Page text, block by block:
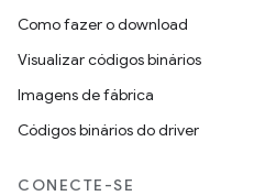
Como fazer o download
Visualizar códigos binários
Imagens de fábrica
Códigos binários do driver
CONECTE-SE